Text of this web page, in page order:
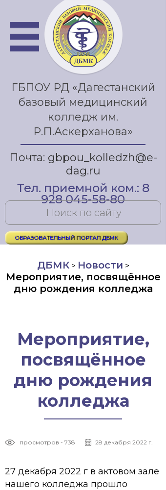
ГБПОУ РД «Дагестанский
базовый медицинский
колледж им.
Р.П.Аскерханова»
Почта: gbpou_kolledzh@e-
dag.ru
Тел. приемной ком.: 8
928 045-58-80
ОБРАЗОВАТЕЛЬНЫЙ ПОРТАЛ ДБМК
ДБМК> Новости >
Мероприятие, посвящённое
дню рождения колледжа
Мероприятие,
посвящённое
дню рождения
колледжа
просмотров - 738 28 декабря 2022 г.
27 декабря 2022 г в актовом зале
нашего колледжа прошло